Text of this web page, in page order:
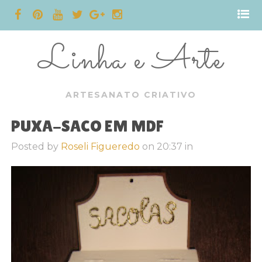
Linha e Arte
ARTESANATO CRIATIVO
PUXA-SACO EM MDF
Posted by Roseli Figueredo on 20:37 in